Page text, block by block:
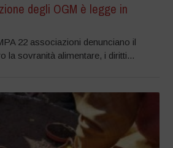
degli OGM è legge in
22 associazioni denunciano il
la sovranità alimentare, i diritti...